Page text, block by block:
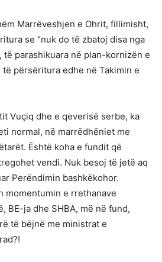
Marrëveshjen e Ohrit, fillimisht,
se “nuk do të zbatoj disa nga
të parashikuara në plan-kornizën e
përsëritura edhe në Takimin e
Vuçiq dhe e qeverisë serbe, ka
normal, në marrëdhëniet me
Është koha e fundit që
vendi. Nuk besoj të jetë aq
Perëndimin bashkëkohor.
momentumin e rrethanave
BE-ja dhe SHBA, më në fund,
të bëjnë me ministrat e